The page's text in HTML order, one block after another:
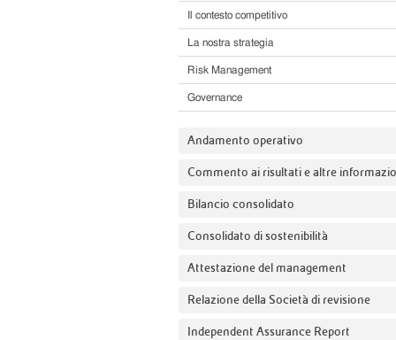
Il contesto competitivo
La nostra strategia
Risk Management
Governance
Andamento operativo
Commento ai risultati e altre
Bilancio consolidato
Consolidato di sostenibilità
Attestazione del management
Relazione della Società di revisione
Independent Assurance Report